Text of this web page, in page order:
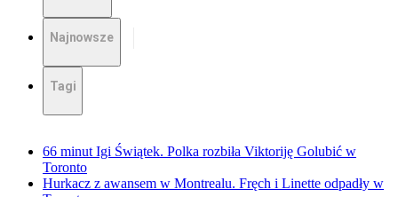
Najnowsze
Tagi
66 minut Igi Świątek. Polka rozbiła Viktoriję Golubić w
Toronto
Hurkacz z awansem w Montrealu. Fręch i Linette odpadły w